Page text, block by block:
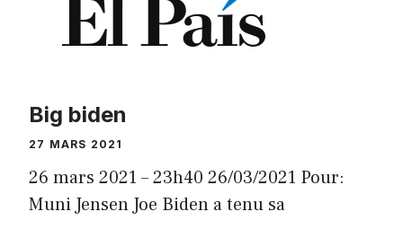
Big biden
27 MARS 2021
26 mars 2021 – 23h40 26/03/2021 Pour:
Muni Jensen Joe Biden a tenu sa